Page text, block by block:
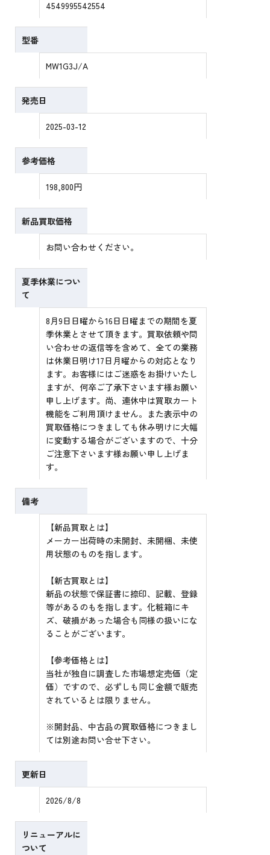
4549995542554
型番
MW1G3J/A
発売日
2025-03-12
参考価格
198,800円
新品買取価格
お問い合わせください。
夏季休業につい
て
8月9日日曜から16日日曜までの期間を夏
季休業とさせて頂きます。買取依頼や問
い合わせの返信等を含めて、全ての業務
は休業日明け17日月曜からの対応となり
ます。お客様にはご迷惑をお掛けいたし
ますが、何卒ご了承下さいます様お願い
申し上げます。尚、連休中は買取カート
機能をご利用頂けません。また表示中の
買取価格につきましても休み明けに大幅
に変動する場合がございますので、十分
ご注意下さいます様お願い申し上げま
す。
備考
【新品買取とは】
メーカー出荷時の未開封、未開梱、未使
用状態のものを指します。
【新古買取とは】
新品の状態で保証書に捺印、記載、登録
等があるのもを指します。化粧箱にキ
ズ、破損があった場合も同様の扱いにな
ることがございます。
【参考価格とは】
当社が独自に調査した市場想定売価（定
価）ですので、必ずしも同じ金額で販売
されているとは限りません。
※開封品、中古品の買取価格につきまし
ては別途お問い合せ下さい。
更新日
2026/8/8
リニューアルに
ついて